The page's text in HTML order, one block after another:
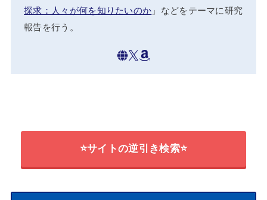
探求：人々が何を知りたいのか 」などをテーマに研究
報告を行う。
⭐サイトの逆引き検索⭐